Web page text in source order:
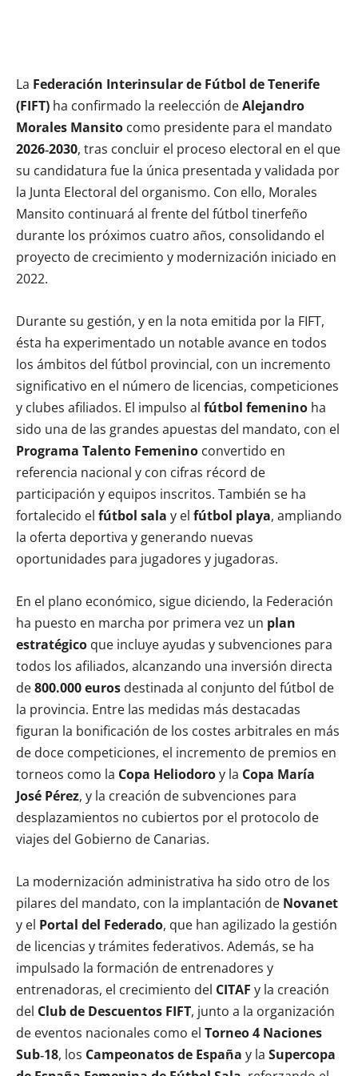
La Federación Interinsular de Fútbol de Tenerife
(FIFT) ha confirmado la reelección deAlejandro
Morales Mansito como presidente para el mandato
2026‑2030, tras concluir el proceso electoral en el que
su candidatura fue la única presentada y validada por
la Junta Electoral del organismo. Con ello, Morales
Mansito continuará al frente del fútbol tinerfeño
durante los próximos cuatro años, consolidando el
proyecto de crecimiento y modernización iniciado en
2022.
Durante su gestión, y en la nota emitida por la FIFT,
ésta ha experimentado un notable avance en todos
los ámbitos del fútbol provincial, con un incremento
significativo en el número de licencias, competiciones
y clubes afiliados. El impulso al fútbol femenino ha
sido una de las grandes apuestas del mandato, con el
Programa Talento Femenino convertido en
referencia nacional y con cifras récord de
participación y equipos inscritos. También se ha
fortalecido el fútbol sala y el fútbol playa, ampliando
la oferta deportiva y generando nuevas
oportunidades para jugadores y jugadoras.
En el plano económico, sigue diciendo, la Federación
ha puesto en marcha por primera vez un plan
estratégico que incluye ayudas y subvenciones para
todos los afiliados, alcanzando una inversión directa
de800.000 euros destinada al conjunto del fútbol de
la provincia. Entre las medidas más destacadas
figuran la bonificación de los costes arbitrales en más
de doce competiciones, el incremento de premios en
torneos como la Copa Heliodoroy la Copa María
José Pérez, y la creación de subvenciones para
desplazamientos no cubiertos por el protocolo de
viajes del Gobierno de Canarias.
La modernización administrativa ha sido otro de los
pilares del mandato, con la implantación de Novanet
y el Portal del Federado, que han agilizado la gestión
de licencias y trámites federativos. Además, se ha
impulsado la formación de entrenadores y
entrenadoras, el crecimiento del CITAF y la creación
del Club de Descuentos FIFT, junto a la organización
de eventos nacionales como el Torneo 4 Naciones
Sub‑18, los Campeonatos de España y la Supercopa